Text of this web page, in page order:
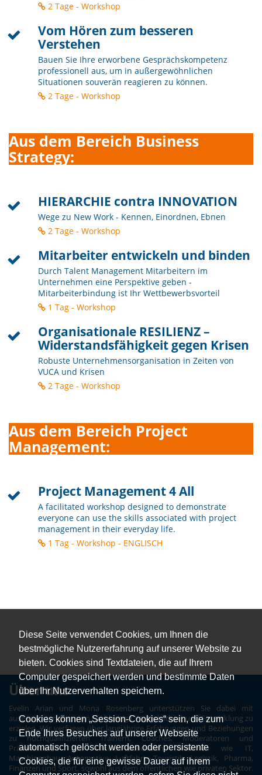
Diese Seite verwendet Cookies, um Ihnen die
bestmögliche Nutzererfahrung auf unserer Website zu
bieten. Cookies sind Textdateien, die auf Ihrem
Computer gespeichert werden und bestimmte Daten
über Ihr Nutzerverhalten speichern.
Cookies können „Session-Cookies“ sein, die zum
Ende Ihres Besuches auf unserer Webseite
automatisch gelöscht werden oder persistente
Cookies, die für eine gewisse Dauer auf ihrem
2 Tage - Workshop
Vom Hören zum besseren
Verstehen
Bauen Sie Ihre erworbene Gesprächskompetenz
professionell aus, um in außergewöhnlichen
Situationen souverän reagieren zu können.
2 Tage - Workshop
Aus dem Bereich Business
Strategy:
HIERARCHIE contra INNOVATION
Wege zu New Work - Kennen, Einordnen, Ebnen
2 Tage - Workshop
Mitarbeiter entwickeln und binden
Durch Talent Management Mitarbeitern im
Unternehmen eine Perspektive geben -
Mitarbeiterbindung ist Ihr Wettbewerbsvorteil
1 Tag - Workshop
Organisationale RESILIENZ –
Widerstandsfähigkeit gegen Krisen
Robuste Unternehmensorganisation in Zeiten von
VUCA und Krisen
2 Tage - Workshop
Aus dem Bereich Project
Management:
Project Management 4 All
A facilitated workshop designed to demonstrate
everyone can use the skills associated with project
management in their everyday life.
1 Tag - Workshop - ENGLISCH
Über uns
Evelin Arian und Mona Rosenberg unterstützen Sie dabei mit
ausgesuchten Partnern nachhaltige Weiterbildung und Entwicklung zu
erzielen. Wir verfügen über langjährige Erfahrungen und Beziehungen
zu hochqualifizierten Trainern, Coaches, Moderatoren und
Präsentatoren aus unterschiedlichsten Branchen wie IT,
Maschinenbau, Automotive, Luftfahrt, Touristik, Logistik, Pharma,
Finanzen und Sport, sowohl aus dem öffentlichen wie privaten Sektor.